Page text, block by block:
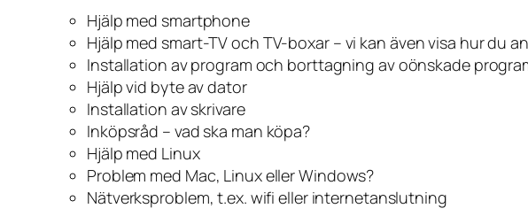
Hjälp med smartphone
Hjälp med smart-TV och TV-boxar – vi kan även visa hur du
Installation av program och borttagning av oönskade
Hjälp vid byte av dator
Installation av skrivare
Inköpsråd – vad ska man köpa?
Hjälp med Linux
Problem med Mac, Linux eller Windows?
Nätverksproblem, t.ex. wifi eller internetanslutning